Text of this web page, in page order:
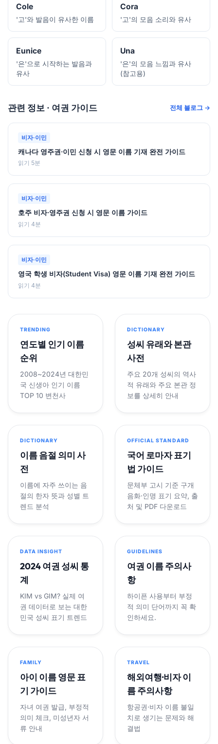
Cole
'고'와 발음이 유사한 이름
Cora
'고'의 모음 소리와 유사
Eunice
'은'으로 시작하는 발음과
유사
Una
'은'의 모음 느낌과 유사
(참고용)
관련 정보 · 여권 가이드 전체 블로그 →
비자·이민
캐나다 영주권·이민 신청 시 영문 이름 기재 완전 가이드
읽기 5분
비자·이민
호주 비자·영주권 신청 시 영문 이름 가이드
읽기 4분
비자·이민
영국 학생 비자(Student Visa) 영문 이름 기재 완전 가이드
읽기 4분
TRENDING
연도별 인기 이름
순위
2008~2024년 대한민
국 신생아 인기 이름
TOP 10 변천사
DICTIONARY
성씨 유래와 본관
사전
주요 20개 성씨의 역사
적 유래와 주요 본관 정
보를 상세히 안내
DICTIONARY
이름 음절 의미 사
전
이름에 자주 쓰이는 음
절의 한자 뜻과 성별 트
렌드 분석
OFFICIAL STANDARD
국어 로마자 표기
법 가이드
문체부 고시 기준 구개
음화·인명 표기 요약, 출
처 및 PDF 다운로드
DATA INSIGHT
2024 여권 성씨 통
계
KIM vs GIM? 실제 여
권 데이터로 보는 대한
민국 성씨 표기 트렌드
GUIDELINES
여권 이름 주의사
항
하이픈 사용부터 부정
적 의미 단어까지 꼭 확
인하세요.
FAMILY
아이 이름 영문 표
기 가이드
자녀 여권 발급, 부정적
의미 체크, 미성년자 서
류 안내
TRAVEL
해외여행·비자 이
름 주의사항
항공권·비자 이름 불일
치로 생기는 문제와 해
결법